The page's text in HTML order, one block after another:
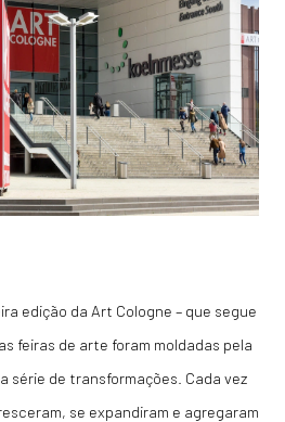
edição da Art Cologne – que segue
feiras de arte foram moldadas pela
série de transformações. Cada vez
se expandiram e agregaram